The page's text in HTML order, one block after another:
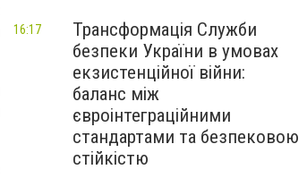
Трансформація Служби
безпеки України в умовах
екзистенційної війни:
баланс між
євроінтеграційними
стандартами та безпековою
стійкістю
16:17